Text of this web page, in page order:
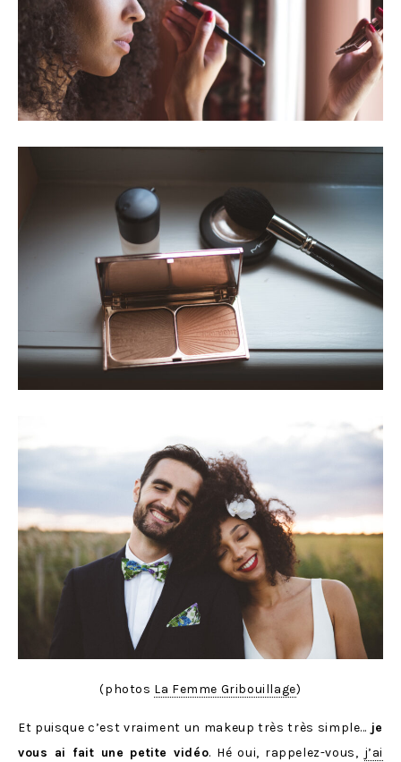
(photos La Femme Gribouillage)
Et puisque c’est vraiment un makeup très très simple… je
vous ai fait une petite vidéo. Hé oui, rappelez-vous, j’ai